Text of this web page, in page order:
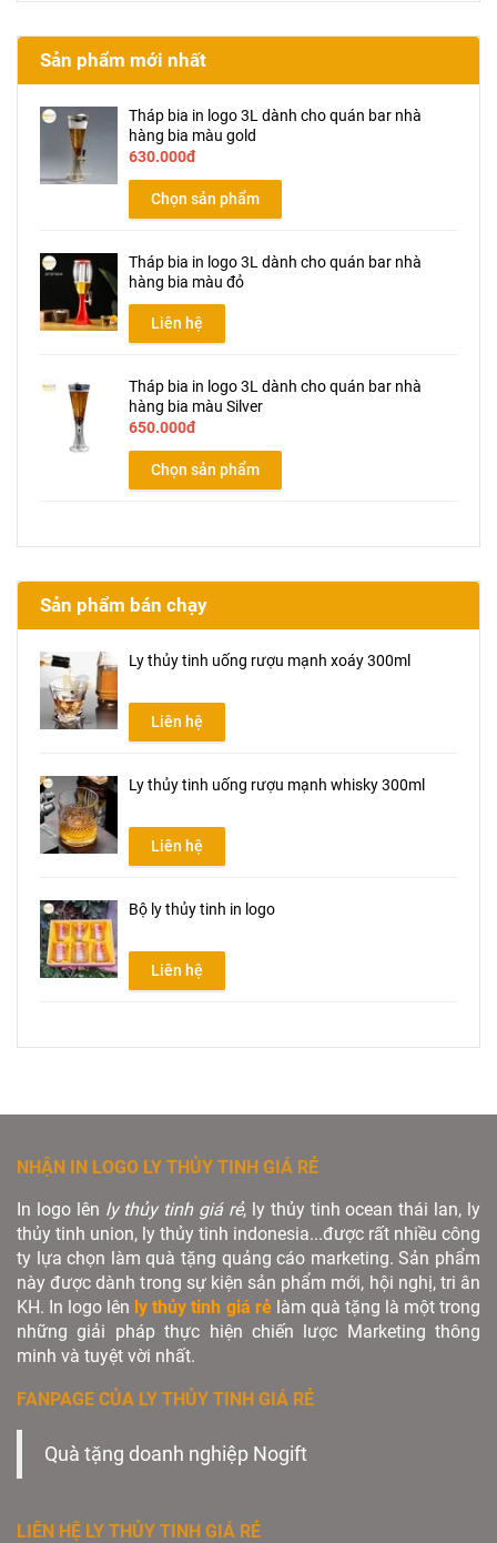
NHẬN IN LOGO LY THỦY TINH GIÁ RẺ
In logo lên ly thủy tinh giá rẻ, ly thủy tinh ocean thái lan, ly
thủy tinh union, ly thủy tinh indonesia...được rất nhiều công
ty lựa chọn làm quà tặng quảng cáo marketing. Sản phẩm
này được dành trong sự kiện sản phẩm mới, hội nghị, tri ân
KH. In logo lên ly thủy tinh giá rẻlàm quà tặng là một trong
những giải pháp thực hiện chiến lược Marketing thông
minh và tuyệt vời nhất.
FANPAGE CỦA LY THỦY TINH GIÁ RẺ
Quà tặng doanh nghiệp Nogift
LIÊN HỆ LY THỦY TINH GIÁ RẺ
Sản phẩm mới nhất
Tháp bia in logo 3L dành cho quán bar nhà
hàng bia màu gold
630.000đ
Chọn sản phẩm
Tháp bia in logo 3L dành cho quán bar nhà
hàng bia màu đỏ
Liên hệ
Tháp bia in logo 3L dành cho quán bar nhà
hàng bia màu Silver
650.000đ
Chọn sản phẩm
Sản phẩm bán chạy
Ly thủy tinh uống rượu mạnh xoáy 300ml
Liên hệ
Ly thủy tinh uống rượu mạnh whisky 300ml
Liên hệ
Bộ ly thủy tinh in logo
Liên hệ